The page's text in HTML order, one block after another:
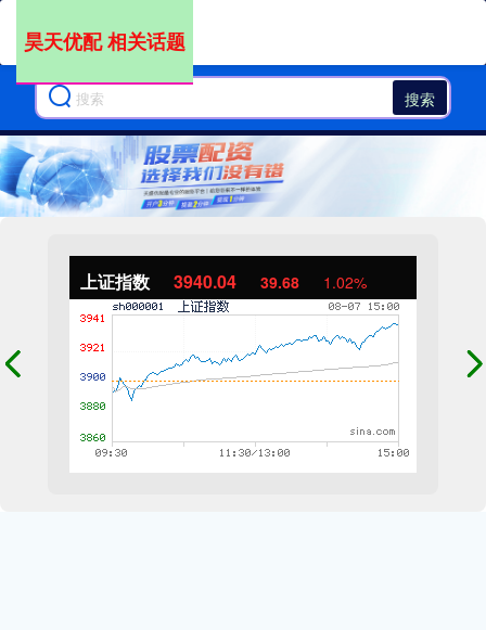
搜索
上证指数 3940.04 39.68 1.02%
昊天优配 相关话题